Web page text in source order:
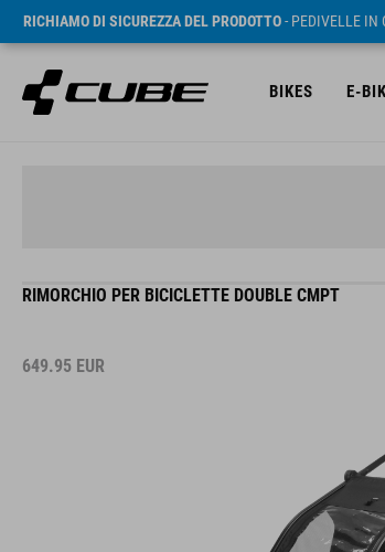
RICHIAMO DI SICUREZZA DEL PRODOTTO- PEDIVELLE IN
BIKES E-
RIMORCHIO PER BICICLETTE DOUBLE CMPT
649.95 EUR